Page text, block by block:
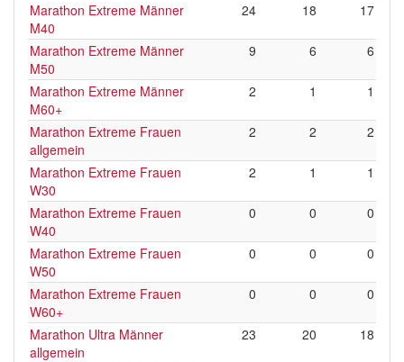
Marathon Extreme Männer
M40
24 18 17
Marathon Extreme Männer
M50
9 6 6
Marathon Extreme Männer
M60+
2 1 1
Marathon Extreme Frauen
allgemein
2 2 2
Marathon Extreme Frauen
W30
2 1 1
Marathon Extreme Frauen
W40
0 0 0
Marathon Extreme Frauen
W50
0 0 0
Marathon Extreme Frauen
W60+
0 0 0
Marathon Ultra Männer
allgemein
23 20 18